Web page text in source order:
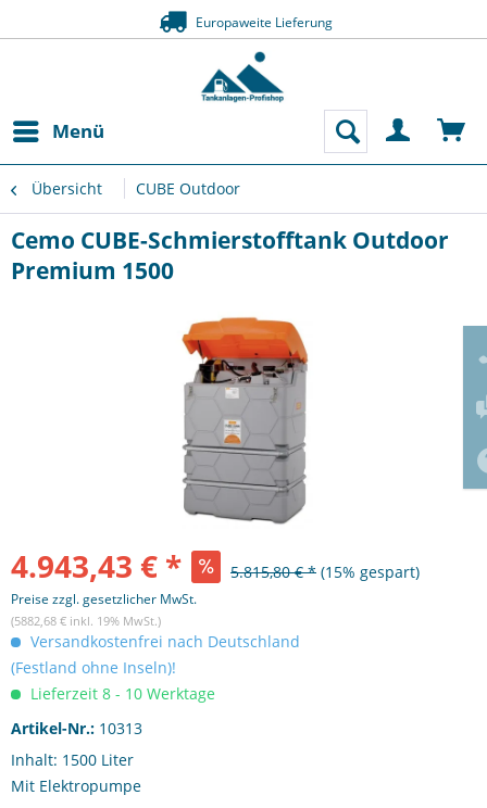
Europaweite Lieferung
Menü
Übersicht CUBE Outdoor
Cemo CUBE-Schmierstofftank Outdoor
Premium 1500
4.943,43 € * 5.815,80 € * (15% gespart)
Preise zzgl. gesetzlicher MwSt.
(5882,68 € inkl. 19% MwSt.)
Versandkostenfrei nach Deutschland
(Festland ohne Inseln)!
Lieferzeit 8 - 10 Werktage
Artikel-Nr.: 10313
Inhalt: 1500 Liter
Mit Elektropumpe